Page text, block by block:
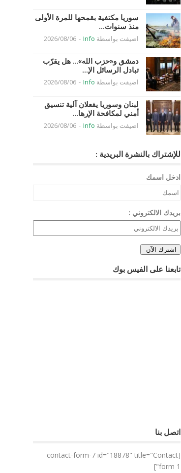
سوريا مكتفية بقمحها للمرة الأولى
منذ سنوات...
اضيفت بواسطة Info
-
2026/08/06
دمشق و«حزب الله»… هل يقرّب
تبادل الرسائل الإ...
اضيفت بواسطة Info
-
2026/08/06
لبنان وسوريا يفعلان آلية تنسيق
أمني لمكافحة الإرها...
اضيفت بواسطة Info
-
2026/08/06
للإشتراك بالنشرة البريدية :
ادخل اسمك
بريدك الالكتروني :
تابعنا على الفيس بوك
اتصل بنا
[contact-form-7 id="18878" title="Contact
form 1"]